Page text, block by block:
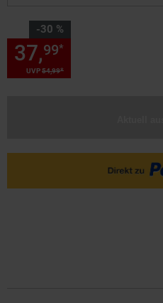
-30 %
Sie Sparen 30 Prozent,
UVP54,99*
37,99*